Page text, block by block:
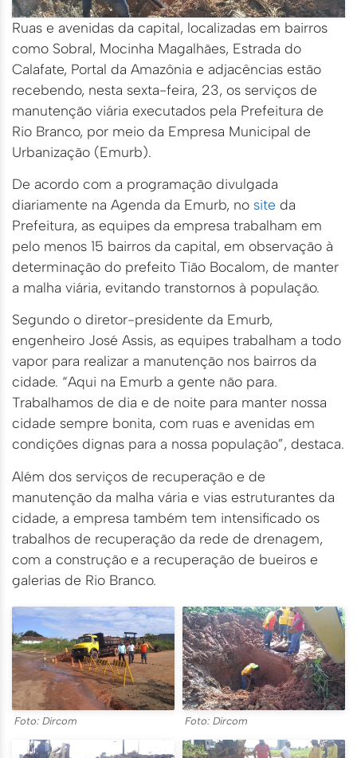
Ruas e avenidas da capital, localizadas em bairros
como Sobral, Mocinha Magalhães, Estrada do
Calafate, Portal da Amazônia e adjacências estão
recebendo, nesta sexta-feira, 23, os serviços de
manutenção viária executados pela Prefeitura de
Rio Branco, por meio da Empresa Municipal de
Urbanização (Emurb).
De acordo com a programação divulgada
diariamente na Agenda da Emurb, no site da
Prefeitura, as equipes da empresa trabalham em
pelo menos 15 bairros da capital, em observação à
determinação do prefeito Tião Bocalom, de manter
a malha viária, evitando transtornos à população.
Segundo o diretor-presidente da Emurb,
engenheiro José Assis, as equipes trabalham a todo
vapor para realizar a manutenção nos bairros da
cidade. “Aqui na Emurb a gente não para.
Trabalhamos de dia e de noite para manter nossa
cidade sempre bonita, com ruas e avenidas em
condições dignas para a nossa população”, destaca.
Além dos serviços de recuperação e de
manutenção da malha vária e vias estruturantes da
cidade, a empresa também tem intensificado os
trabalhos de recuperação da rede de drenagem,
com a construção e a recuperação de bueiros e
galerias de Rio Branco.
Foto: Dircom Foto: Dircom